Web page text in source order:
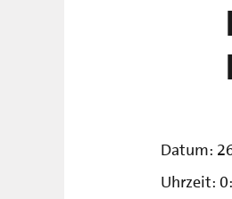
Datum:
Uhrzeit: